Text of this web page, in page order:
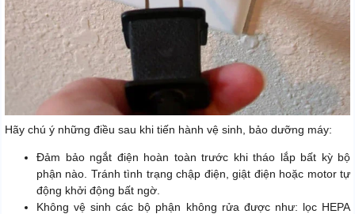
Hãy chú ý những điều sau khi tiến hành vệ sinh, bảo dưỡng máy:
Đảm bảo ngắt điện hoàn toàn trước khi tháo lắp bất kỳ bộ
phận nào. Tránh tình trạng chập điện, giật điện hoặc motor tự
động khởi động bất ngờ.
Không vệ sinh các bộ phận không rửa được như: lọc HEPA